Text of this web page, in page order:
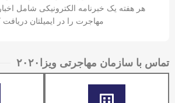
هر هفته یک خبرنامه الکترونیکی شامل
مهاجرت را در ایمیلتان دریافت
تماس با سازمان مهاجرتی ویزا۲۰۲۰​